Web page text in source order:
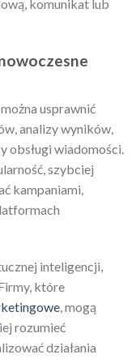
komunikat lub
usprawnić
analizy wyników,
wiadomości.
szybciej
kampaniami,
inteligencji,
które
, mogą
rozumieć
działania